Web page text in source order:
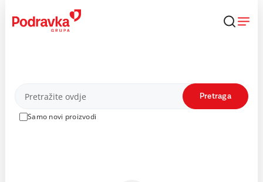
content
Proizvodi
Samo novi proizvodi
Pretraga